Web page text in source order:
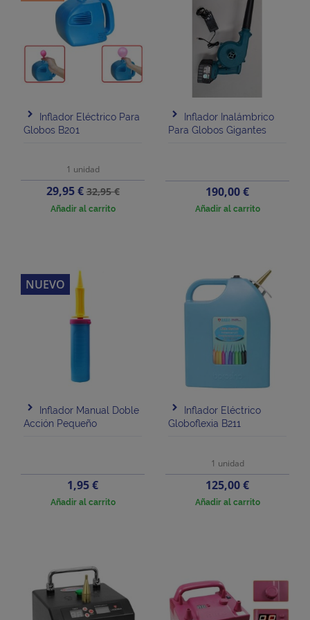
Inflador Eléctrico Para
Globos B201
1 unidad
Precio
29,95 €Precio
base
32,95 €
Añadir al carrito
Inflador Inalámbrico
Para Globos Gigantes
Precio
190,00 €
Añadir al carrito
Inflador Manual Doble
Acción Pequeño
Precio
1,95 €
Añadir al carrito
NUEVO
Inflador Eléctrico
Globoflexia B211
1 unidad
Precio
125,00 €
Añadir al carrito